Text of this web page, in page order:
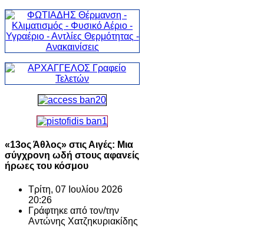
«13ος Άθλος» στις Αιγές: Μια
σύγχρονη ωδή στους αφανείς
ήρωες του κόσμου
Τρίτη, 07 Ιουλίου 2026
20:26
Γράφτηκε από τον/την
Αντώνης Χατζηκυριακίδης